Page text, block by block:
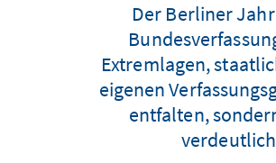
Der Berliner
Extremlagen,
eigenen
entfalten,